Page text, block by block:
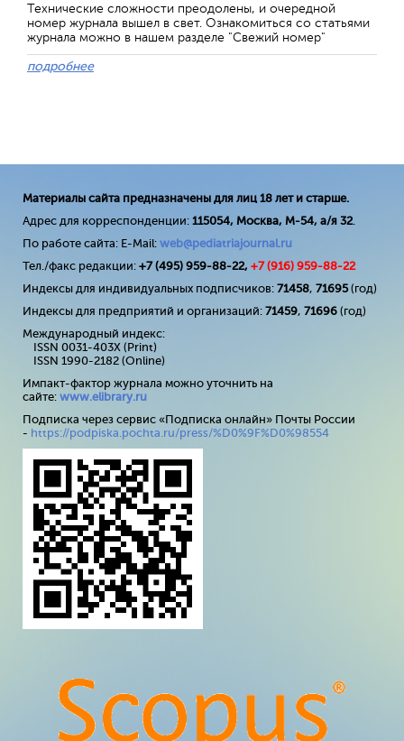
Технические сложности преодолены, и очередной
номер журнала вышел в свет. Ознакомиться со статьями
журнала можно в нашем разделе "Свежий номер"
подробнее
Материалы сайта предназначены для лиц 18 лет и старше.
Адрес для корреспонденции: 115054, Москва, М-54, а/я 32.
По работе сайта: E-Mail: web@pediatriajournal.ru
Тел./факс редакции: +7 (495) 959-88-22, +7 (916) 959-88-22
Индексы для индивидуальных подписчиков: 71458, 71695(год)
Индексы для предприятий и организаций: 71459, 71696 (год)
Международный индекс:
ISSN 0031-403X (Print)
ISSN 1990-2182 (Online)
Импакт-фактор журнала можно уточнить на
сайте: www.elibrary.ru
Подписка через сервис «Подписка онлайн» Почты России
- https://podpiska.pochta.ru/press/%D0%9F%D0%98554